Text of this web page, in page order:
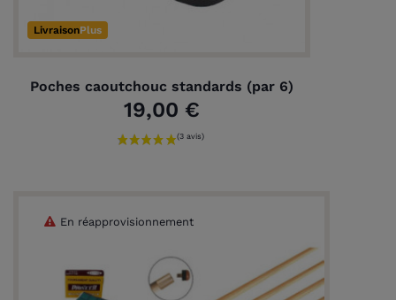
LivraisonPlus
Poches caoutchouc standards (par 6)
19,00 €
En réapprovisionnement